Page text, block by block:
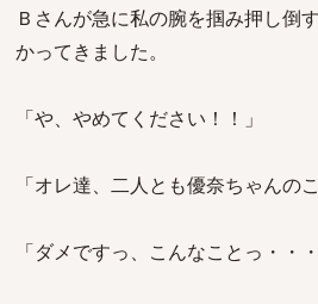
Ｂさんが急に私の腕を掴み押し倒
かってきました。
「や、やめてください！！」
「オレ達、二人とも優奈ちゃんの
「ダメですっ、こんなことっ・・